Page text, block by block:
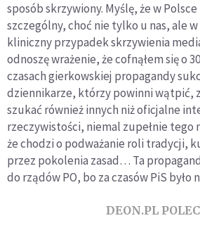
sposób skrzywiony. Myślę, że w
szczególny, choć nie tylko u nas, ale
kliniczny przypadek skrzywienia
odnoszę wrażenie, że cofnąłem się o
czasach gierkowskiej propagandy
dziennikarze, którzy powinni wątpić,
szukać również innych niż oficjalne
rzeczywistości, niemal zupełnie tego
że chodzi o podważanie roli tradycji,
przez pokolenia zasad… Ta
do rządów PO, bo za czasów PiS było
DEON.PL